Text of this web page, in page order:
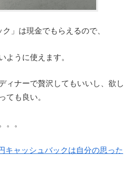
ク」は現金でもらえるので、
ように使えます。
ィナーで贅沢してもいいし、欲し
ても良い。
。。
キャッシュバックは自分の思った